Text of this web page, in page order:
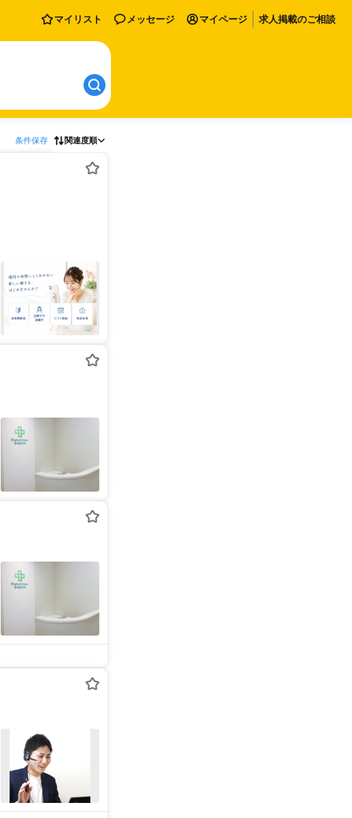
マイリスト メッセージ マイページ 求人掲載のご相談
条件保存 関連度順